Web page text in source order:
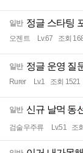
일반 정글 스타팅
오젠트 Lv.67 조회
일반 정글 운영 질
Rurer Lv.1 조회 1521
일반 신규 날먹 동
검술우주류 Lv.51 조